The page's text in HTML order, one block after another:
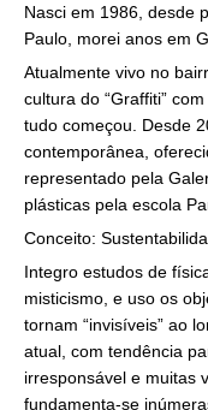
Nasci em 1986, desde
Paulo, morei anos em
Atualmente vivo no
cultura do “Graffiti”
tudo começou. Desde
contemporânea,
representado pela
plásticas pela escola
Conceito:
Integro estudos de
misticismo, e uso os
tornam “invisíveis” ao
atual, com tendência
irresponsável e muitas
fundamenta-se